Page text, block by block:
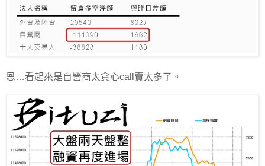
恩…看起來是自營商太貪心call賣太多了。